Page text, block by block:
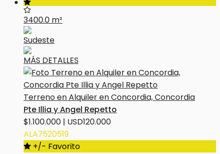
3400.0 m²
Sudeste
MÁS DETALLES
Terreno en Alquiler en Concordia, Concordia
Pte Illia y Angel Repetto
$1.100.000 | USD120.000
ALA7520519
+/- Favorito